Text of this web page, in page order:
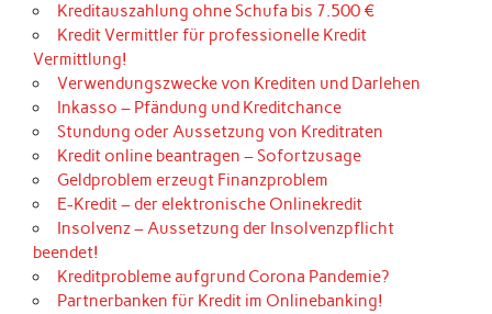
Kreditauszahlung ohne Schufa bis 7.500 €
Kredit Vermittler für professionelle Kredit
Vermittlung!
Verwendungszwecke von Krediten und Darlehen
Inkasso – Pfändung und Kreditchance
Stundung oder Aussetzung von Kreditraten
Kredit online beantragen – Sofortzusage
Geldproblem erzeugt Finanzproblem
E-Kredit – der elektronische Onlinekredit
Insolvenz – Aussetzung der Insolvenzpflicht
beendet!
Kreditprobleme aufgrund Corona Pandemie?
Partnerbanken für Kredit im Onlinebanking!